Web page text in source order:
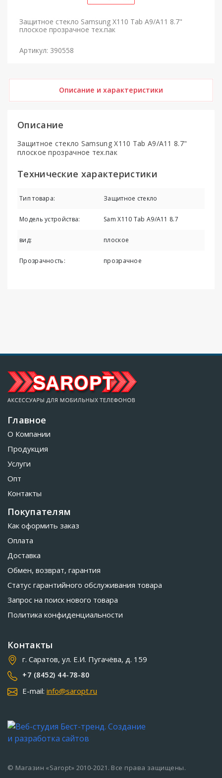
Защитное стекло Samsung X110 Tab A9/A11 8.7"
плоское прозрачное тех.пак
Артикул: 390558
Описание и характеристики
Описание
Защитное стекло Samsung X110 Tab A9/A11 8.7"
плоское прозрачное тех.пак
Технические характеристики
Тип товара: Защитное стекло
Модель устройства: Sam X110 Tab A9/A11 8.7
вид: плоское
Прозрачность: прозрачное
Главное
О Компании
Продукция
Услуги
Опт
Контакты
Покупателям
Как оформить заказ
Оплата
Доставка
Обмен, возврат, гарантия
Статус гарантийного обслуживания товара
Запрос на поиск нового товара
Политика конфиденциальности
Контакты
г. Саратов, ул. Е.И. Пугачёва, д. 159
+7 (8452) 44-78-80
E-mail: info@saropt.ru
© Магазин «Saropt» 2010-2021. Все права защищены.